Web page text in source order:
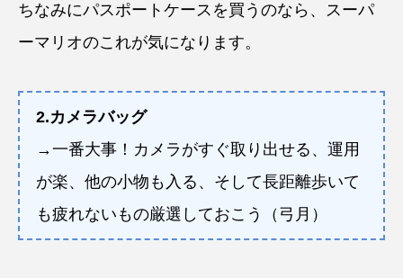
ちなみにパスポートケースを買うのなら、スーパ
ーマリオのこれが気になります。
2.カメラバッグ
→一番大事！カメラがすぐ取り出せる、運用
が楽、他の小物も入る、そして長距離歩いて
も疲れないもの厳選しておこう（弓月）